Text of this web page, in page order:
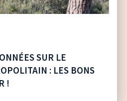
SUR LE
: LES BONS
!